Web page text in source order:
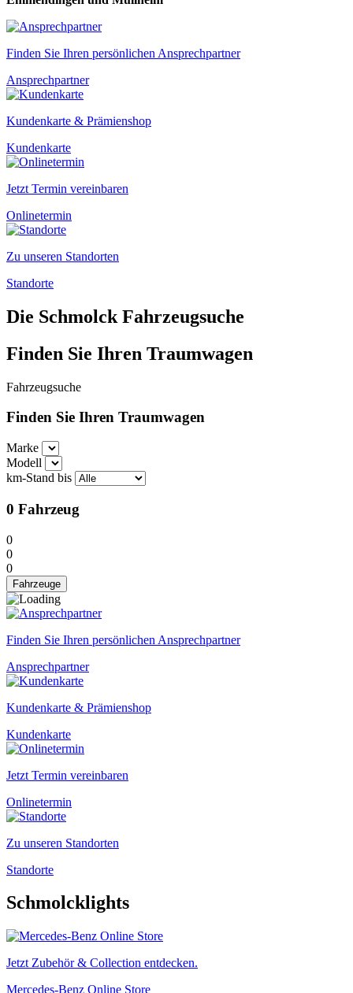
Finden Sie Ihren persönlichen Ansprechpartner
Ansprechpartner
Kundenkarte & Prämienshop
Kundenkarte
Jetzt Termin vereinbaren
Onlinetermin
Zu unseren Standorten
Standorte
Die Schmolck Fahrzeugsuche
Finden Sie Ihren Traumwagen
Fahrzeugsuche
Finden Sie Ihren Traumwagen
Marke
Modell
km-Stand bis
0 Fahrzeug
0
0
0
Fahrzeuge
Finden Sie Ihren persönlichen Ansprechpartner
Ansprechpartner
Kundenkarte & Prämienshop
Kundenkarte
Jetzt Termin vereinbaren
Onlinetermin
Zu unseren Standorten
Standorte
Schmolcklights
Jetzt Zubehör & Collection entdecken.
Mercedes-Benz Online Store